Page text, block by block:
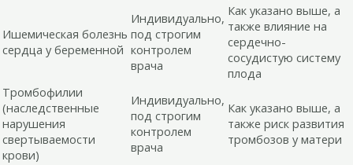
Ишемическая болезнь
сердца у беременной
Индивидуально,
под строгим
контролем
врача
Как указано выше, а
также влияние на
сердечно-
сосудистую систему
плода
Тромбофилии
(наследственные
нарушения
свертываемости
крови)
Индивидуально,
под строгим
контролем
врача
Как указано выше, а
также риск развития
тромбозов у матери